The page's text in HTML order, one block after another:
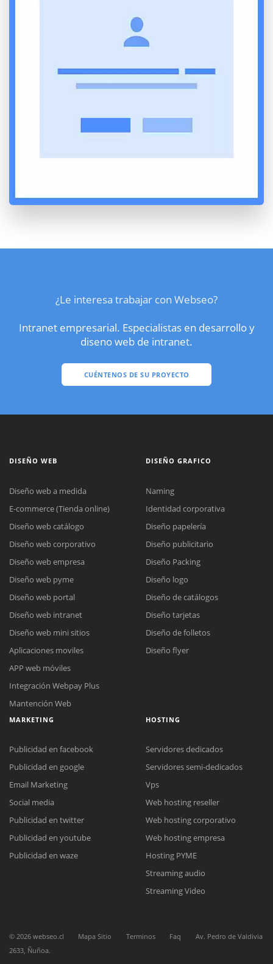
¿Le interesa trabajar con Webseo?
Intranet empresarial. Especialistas en desarrollo y
diseno web de intranet.
CUÉNTENOS DE SU PROYECTO
Reunión online
Nuestros ejecutivos le enviarán un correo electrónico con el enlace a
Meet para la reunión online.
Cotización
Todos nuestros ejecutivos están fuera de línea. Complete el formulario
DISEÑO WEB
Diseño web a medida
E-commerce (Tienda online)
Diseño web catálogo
Diseño web corporativo
Diseño web empresa
Diseño web pyme
Diseño web portal
Diseño web intranet
Diseño web mini sitios
Aplicaciones moviles
APP web móviles
Integración Webpay Plus
Mantención Web
DISEÑO GRAFICO
Naming
Identidad corporativa
Diseño papelería
Diseño publicitario
Diseño Packing
Diseño logo
Diseño de catálogos
Diseño tarjetas
Diseño de folletos
Diseño flyer
MARKETING
Publicidad en facebook
Publicidad en google
Email Marketing
Social media
Publicidad en twitter
Publicidad en youtube
Publicidad en waze
HOSTING
Servidores dedicados
Servidores semi-dedicados
Vps
Web hosting reseller
Web hosting corporativo
Web hosting empresa
Hosting PYME
Streaming audio
Streaming Video
© 2026 webseo.cl Mapa Sitio Terminos Faq
Av. Pedro de Valdivia
2633, Ñuñoa.